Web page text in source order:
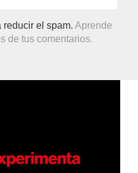
reducir el spam.Aprende
de tus comentarios.